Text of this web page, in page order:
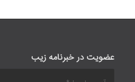
عضویت در خبرنامه زیب